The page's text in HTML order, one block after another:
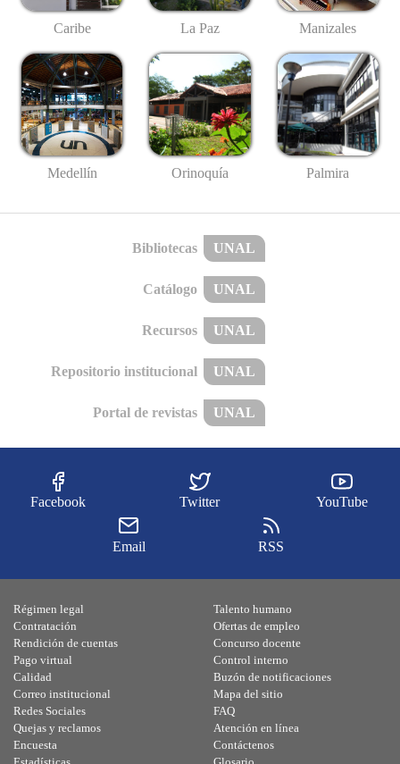
Caribe La Paz Manizales
Medellín Orinoquía Palmira
Bibliotecas UNAL
Catálogo UNAL
Recursos UNAL
Repositorio institucional UNAL
Portal de revistas UNAL
Facebook Twitter YouTube
Email RSS
Régimen legal
Contratación
Rendición de cuentas
Pago virtual
Calidad
Talento humano
Ofertas de empleo
Concurso docente
Control interno
Buzón de notificaciones
Correo institucional
Redes Sociales
Quejas y reclamos
Encuesta
Mapa del sitio
FAQ
Atención en línea
Contáctenos